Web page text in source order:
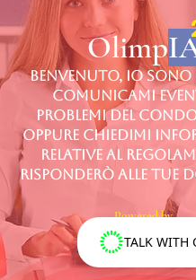
Olimp
Benvenuto, io sono
comunicami
problemi del
oppure chiedimi
relative al
risponderò alle tue
Powered by
TALK WITH